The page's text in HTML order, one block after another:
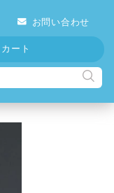
お問い合わせ
カート